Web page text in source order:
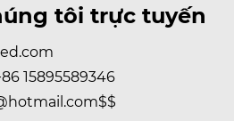
tôi trực tuyến
15895589346
$$